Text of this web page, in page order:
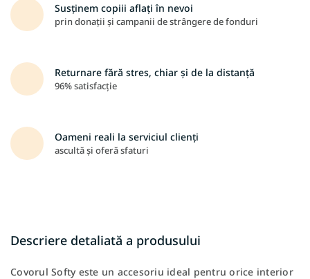
Susținem copiii aflați în nevoi
prin donații și campanii de strângere de fonduri
Returnare fără stres, chiar și de la distanță
96% satisfacție
Oameni reali la serviciul clienți
ascultă și oferă sfaturi
Descriere detaliată a produsului
Covorul Softy este un accesoriu ideal pentru orice interior